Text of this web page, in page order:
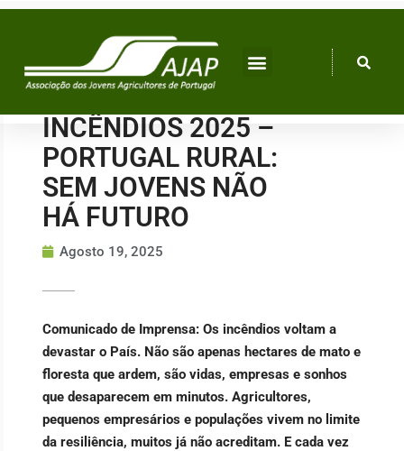
Skip
INCÊNDIOS 2025 –
PORTUGAL RURAL:
SEM JOVENS NÃO
HÁ FUTURO
Agosto 19, 2025
Comunicado de Imprensa: Os incêndios voltam a
devastar o País. Não são apenas hectares de mato e
floresta que ardem, são vidas, empresas e sonhos
que desaparecem em minutos. Agricultores,
pequenos empresários e populações vivem no limite
da resiliência, muitos já não acreditam. E cada vez